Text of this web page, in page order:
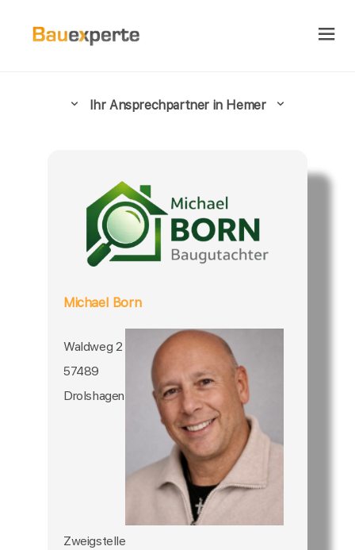
Ihr Ansprechpartner in Hemer
Michael Born
Waldweg 2
57489
Drolshagen
Zweigstelle